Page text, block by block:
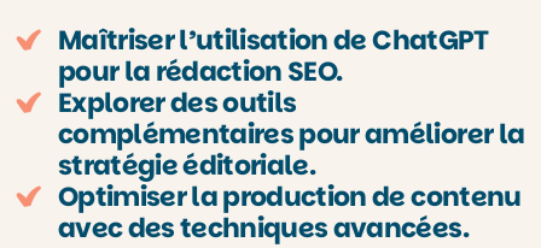
Maîtriser l’utilisation de ChatGPT
pour la rédaction SEO.
Explorer des outils
complémentaires pour améliorer la
stratégie éditoriale.
Optimiser la production de contenu
avec des techniques avancées.